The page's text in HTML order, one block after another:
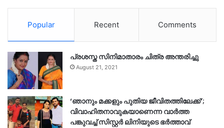
Popular Recent Comments
പ്രശസ്ത സിനിമാതാരം ചിത്ര അന്തരിച്ചു
August 21, 2021
‘ഞാനും മക്കളും പുതിയ ജീവിതത്തിലേക്ക്’;
വിവാഹിതനാവുകയാണെന്ന വാർത്ത
പങ്കുവച്ച് സിസ്റ്റർ ലിനിയുടെ ഭർത്താവ്